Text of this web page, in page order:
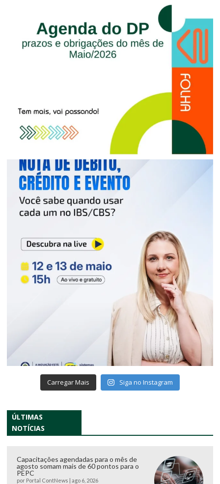
Carregar Mais Siga no Instagram
ÚLTIMAS
NOTÍCIAS
Capacitações agendadas para o mês de
agosto somam mais de 60 pontos para o
PEPC
por Portal ContNews | ago 6, 2026